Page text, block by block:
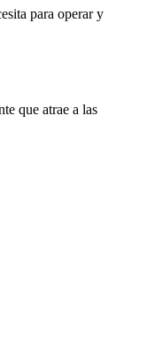
para operar y
que atrae a las